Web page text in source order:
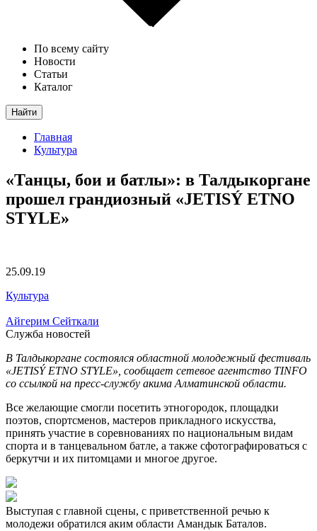
По всему сайту
Новости
Статьи
Каталог
Найти
Главная
Культура
«Танцы, бои и батлы»: в Талдыкоргане
прошел грандиозный «JETISÝ ETNO
STYLE»
25.09.19
Культура
Айгерим Сейткали
Служба новостей
В Талдыкоргане состоялся областной молодежный фестиваль
«JETISÝ ETNO STYLE», сообщает сетевое агентство TINFO
cо ссылкой на пресс-службу акима Алматинской области.
Все желающие смогли посетить этногородок, площадки
поэтов, спортсменов, мастеров прикладного искусства,
принять участие в соревнованиях по национальным видам
спорта и в танцевальном батле, а также сфотографироваться с
беркутчи и их питомцами и многое другое.
Выступая с главной сцены, с приветственной речью к
молодежи обратился аким области Амандык Баталов.